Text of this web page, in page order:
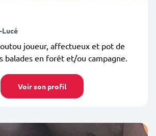
Lucé
joueur, affectueux et pot de
balades en forêt et/ou campagne.
Voir son profil